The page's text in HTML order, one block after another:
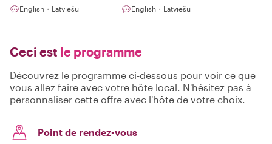
English・Latviešu English・Latviešu
Ceci est le programme
Découvrez le programme ci-dessous pour voir ce que
vous allez faire avec votre hôte local. N'hésitez pas à
personnaliser cette offre avec l'hôte de votre choix.
Point de rendez-vous